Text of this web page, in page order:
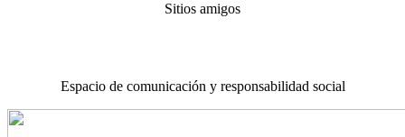
Sitios amigos
Espacio de comunicación y responsabilidad social